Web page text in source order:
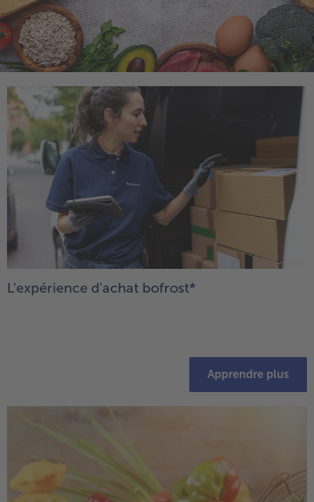
High Protein
TousHigh Protein
Veggie & Vegan
TousVeggie & Vegan
- € 5 à l’achat de 7 plats au choix
L'expérience d'achat bofrost*
Apprendre plus